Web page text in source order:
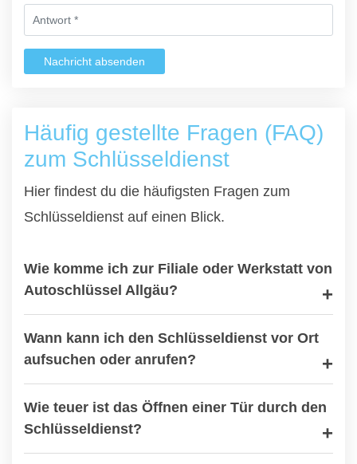
Nachricht absenden
Häufig gestellte Fragen (FAQ)
zum Schlüsseldienst
Hier findest du die häufigsten Fragen zum
Schlüsseldienst auf einen Blick.
Wie komme ich zur Filiale oder Werkstatt von
Autoschlüssel Allgäu?
Wann kann ich den Schlüsseldienst vor Ort
aufsuchen oder anrufen?
Wie teuer ist das Öffnen einer Tür durch den
Schlüsseldienst?